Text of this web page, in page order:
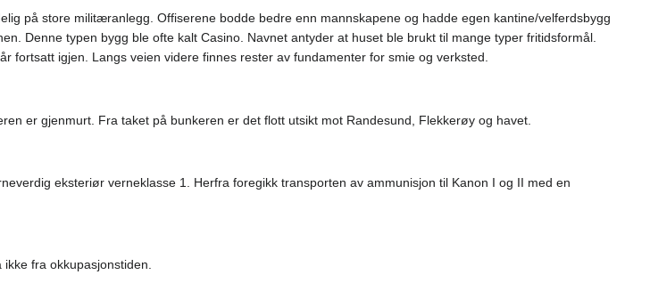
på store militæranlegg. Offiserene bodde bedre enn mannskapene og hadde egen kantine/velferdsbygg
Denne typen bygg ble ofte kalt Casino. Navnet antyder at huset ble brukt til mange typer fritidsformål.
fortsatt igjen. Langs veien videre finnes rester av fundamenter for smie og verksted.
er gjenmurt. Fra taket på bunkeren er det flott utsikt mot Randesund, Flekkerøy og havet.
eksteriør verneklasse 1. Herfra foregikk transporten av ammunisjon til Kanon I og II med en
fra okkupasjonstiden.